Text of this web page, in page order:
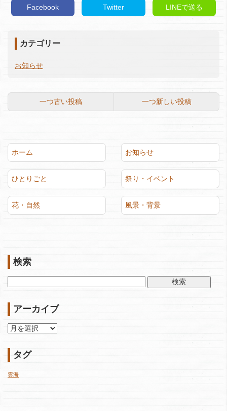
Facebook Twitter LINEで送る
カテゴリー
お知らせ
一つ古い投稿 一つ新しい投稿
ホーム お知らせ
ひとりごと 祭り・イベント
花・自然 風景・背景
検索
アーカイブ
ア
カ
ブ
タグ
雲海